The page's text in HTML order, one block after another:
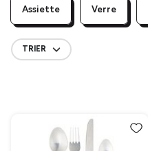
Assiette Verre
TRIER